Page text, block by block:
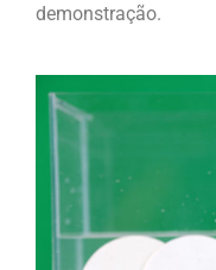
demonstração.